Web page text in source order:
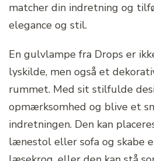
matcher din indretning og
elegance og stil.
En gulvlampe fra Drops er
lyskilde, men også et
rummet. Med sit stilfulde
opmærksomhed og blive et
indretningen. Den kan
lænestol eller sofa og skabe